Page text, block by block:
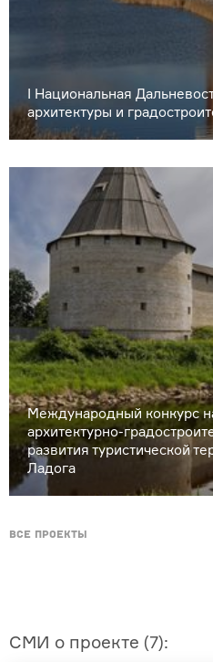
I Национальная
архитектуры и
Международный конкурс
архитектурно-
развития туристической
Ладога
Все проекты
СМИ о проекте (7):